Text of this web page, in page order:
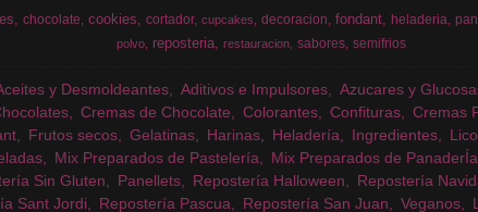
chocolate cookies cortador cupcakes decoracion fondant heladeria
polvo
reposteria restauracion sabores semifrios
y Desmoldeantes Aditivos e Impulsores Azucares y
Cremas de Chocolate Colorantes Confituras Cremas
Frutos secos Gelatinas Harinas Heladería Ingredientes
Mix Preparados de Pastelería Mix Preparados de PanaderÍa
Sin Gluten Panellets Repostería Halloween Repostería
Sant Jordi Repostería Pascua Repostería San Juan Veganos